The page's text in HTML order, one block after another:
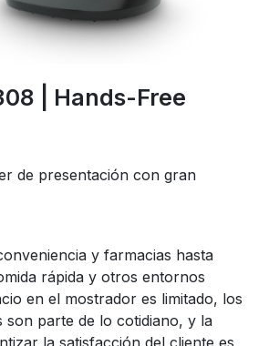
| Hands-Free
de presentación con gran
y farmacias hasta
rápida y otros entornos
en el mostrador es limitado, los
son parte de lo cotidiano, y la
la satisfacción del cliente es